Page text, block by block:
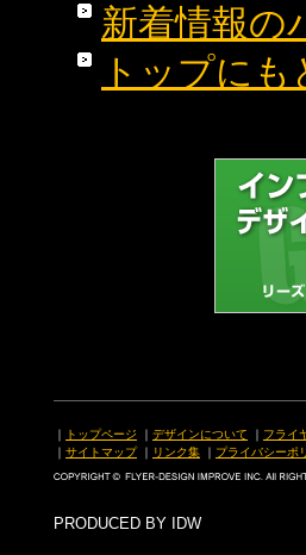
新着情報の
トップにも
｜ トップページ ｜ デザインについて ｜ フライ
｜ サイトマップ｜ リンク集 ｜ プライバシーポ
PRODUCED BY IDW